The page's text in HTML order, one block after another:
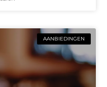
AANBIEDINGEN